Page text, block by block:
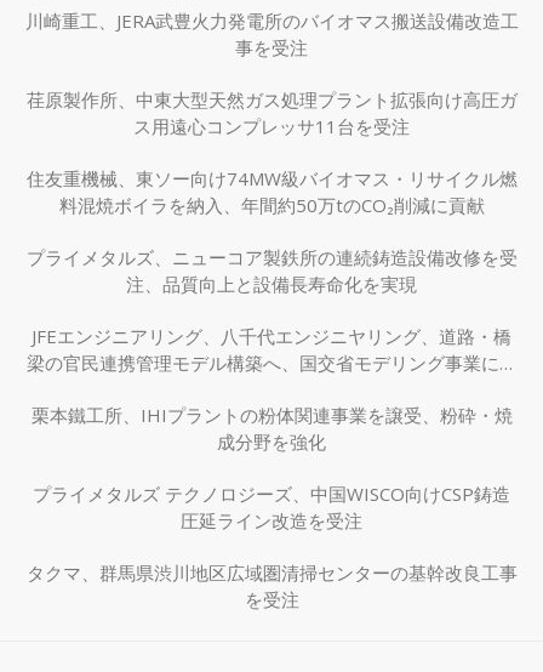
川崎重工、JERA武豊火力発電所のバイオマス搬送設備改造工
事を受注
荏原製作所、中東大型天然ガス処理プラント拡張向け高圧ガ
ス用遠心コンプレッサ11台を受注
住友重機械、東ソー向け74MW級バイオマス・リサイクル燃
料混焼ボイラを納入、年間約50万tのCO₂削減に貢献
プライメタルズ、ニューコア製鉄所の連続鋳造設備改修を受
注、品質向上と設備長寿命化を実現
JFEエンジニアリング、八千代エンジニヤリング、道路・橋
梁の官民連携管理モデル構築へ、国交省モデリング事業に採
栗本鐵工所、IHIプラントの粉体関連事業を譲受、粉砕・焼
成分野を強化
プライメタルズ テクノロジーズ、中国WISCO向けCSP鋳造
圧延ライン改造を受注
タクマ、群馬県渋川地区広域圏清掃センターの基幹改良工事
を受注